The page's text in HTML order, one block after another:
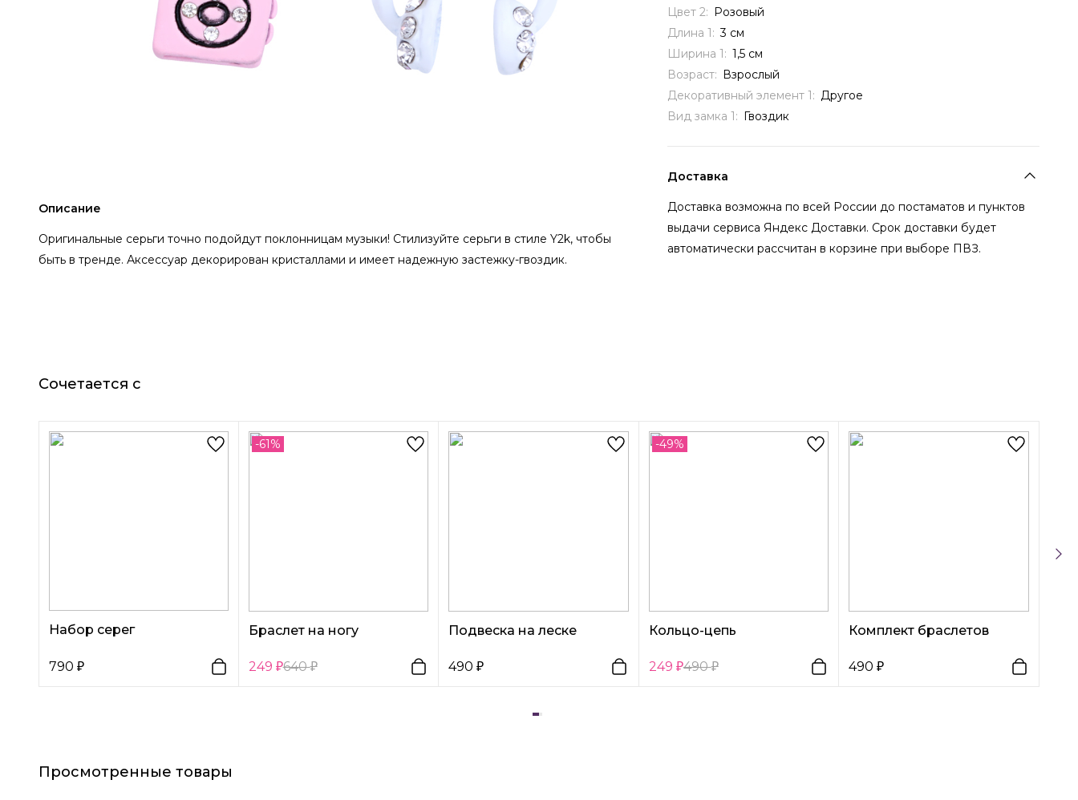
Описание
Оригинальные серьги точно подойдут поклонницам музыки! Стилизуйте серьги в стиле Y2k, чтобы
быть в тренде. Аксессуар декорирован кристаллами и имеет надежную застежку-гвоздик.
Цвет 2: Розовый
Длина 1: 3 см
Ширина 1: 1,5 см
Возраст: Взрослый
Декоративный элемент 1: Другое
Вид замка 1: Гвоздик
Доставка
Доставка возможна по всей России до постаматов и пунктов
выдачи сервиса Яндекс Доставки. Срок доставки будет
автоматически рассчитан в корзине при выборе ПВЗ.
Сочетается с
Набор серег
790
-61%
Браслет на ногу
249 640
Подвеска на леске
490
-49%
Кольцо-цепь
249 490
Комплект браслетов
490
Просмотренные товары